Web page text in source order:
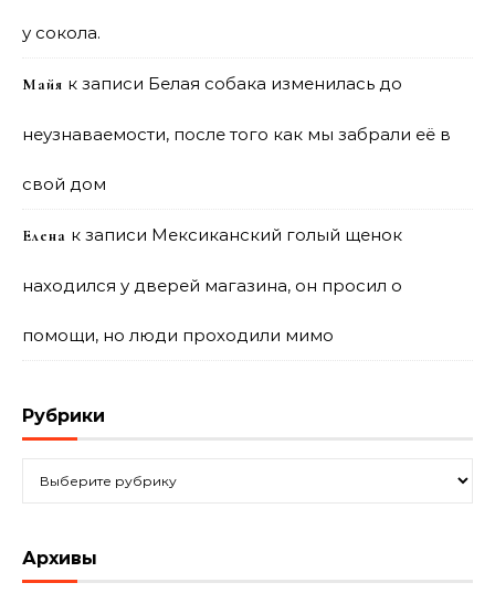
у сокола.
Майя к записи Белая собака изменилась до
неузнаваемости, после того как мы забрали её в
свой дом
Елена к записи Мексиканский голый щенок
находился у дверей магазина, он просил о
помощи, но люди проходили мимо
Рубрики
Архивы